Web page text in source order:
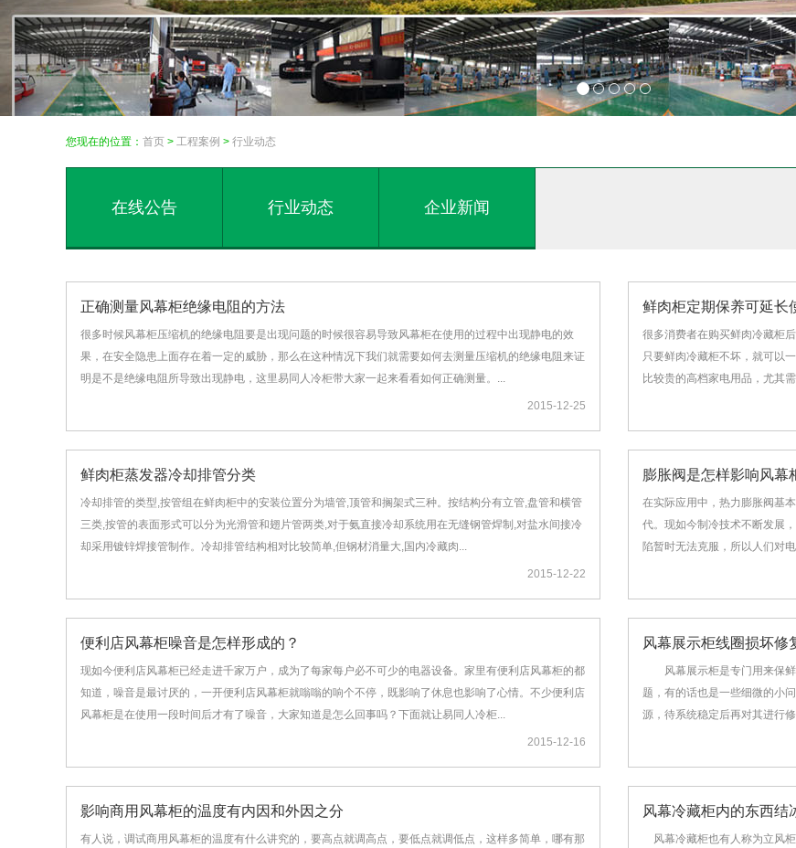
您现在的位置： 首页 > 工程案例 > 行业动态
在线公告 行业动态 企业新闻
正确测量风幕柜绝缘电阻的方法
很多时候风幕柜压缩机的绝缘电阻要是出现问题的时候很容易导致风幕柜在使用的过程中出现静电的效
果，在安全隐患上面存在着一定的威胁，那么在这种情况下我们就需要如何去测量压缩机的绝缘电阻来证
明是不是绝缘电阻所导致出现静电，这里易同人冷柜带大家一起来看看如何正确测量。...
2015-12-25
鲜肉柜定期保养可延长
很多消费者在购买鲜肉冷藏柜
只要鲜肉冷藏柜不坏，就可以
比较贵的高档家电用品，尤
鲜肉柜蒸发器冷却排管分类
冷却排管的类型,按管组在鲜肉柜中的安装位置分为墙管,顶管和搁架式三种。按结构分有立管,盘管和横管
三类,按管的表面形式可以分为光滑管和翅片管两类,对于氨直接冷却系统用在无缝钢管焊制,对盐水间接冷
却采用镀锌焊接管制作。冷却排管结构相对比较简单,但钢材消量大,国内冷藏肉...
2015-12-22
膨胀阀是怎样影响风幕
在实际应用中，热力膨胀阀基
代。现如今制冷技术不断发展
陷暂时无法克服，所以人们对
便利店风幕柜噪音是怎样形成的？
现如今便利店风幕柜已经走进千家万户，成为了每家每户必不可少的电器设备。家里有便利店风幕柜的都
知道，噪音是最讨厌的，一开便利店风幕柜就嗡嗡的响个不停，既影响了休息也影响了心情。不少便利店
风幕柜是在使用一段时间后才有了噪音，大家知道是怎么回事吗？下面就让易同人冷柜...
2015-12-16
风幕展示柜线圈损坏修
风幕展示柜是专门用来保鲜
题，有的话也是一些细微的小
源，待系统稳定后再对其进
影响商用风幕柜的温度有内因和外因之分
有人说，调试商用风幕柜的温度有什么讲究的，要高点就调高点，要低点就调低点，这样多简单，哪有那
风幕冷藏柜内的东西结
风幕冷藏柜也有人称为立风